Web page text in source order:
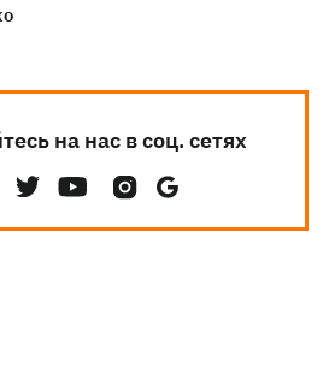
на нас в соц. сетях